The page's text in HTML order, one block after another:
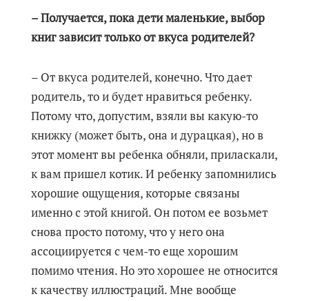
– Получается, пока дети маленькие, выбор
книг зависит только от вкуса родителей?
– От вкуса родителей, конечно. Что дает
родитель, то и будет нравиться ребенку.
Потому что, допустим, взяли вы какую-то
книжку (может быть, она и дурацкая), но в
этот момент вы ребенка обняли, приласкали,
к вам пришел котик. И ребенку запомнились
хорошие ощущения, которые связаны
именно с этой книгой. Он потом ее возьмет
снова просто потому, что у него она
ассоциируется с чем-то еще хорошим
помимо чтения. Но это хорошее не относится
к качеству иллюстраций. Мне вообще